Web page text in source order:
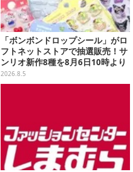
「ボンボンドロップシール」がロ
フトネットストアで抽選販売！サ
ンリオ新作8種を8月6日10時より
受付開始
2026.8.5